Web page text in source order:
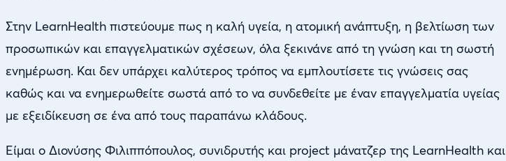
Στην LearnHealth πιστεύουμε πως η καλή υγεία, η ατομική ανάπτυξη, η βελτίωση των
προσωπικών και επαγγελματικών σχέσεων, όλα ξεκινάνε από τη γνώση και τη σωστή
ενημέρωση. Και δεν υπάρχει καλύτερος τρόπος να εμπλουτίσετε τις γνώσεις σας
καθώς και να ενημερωθείτε σωστά από το να συνδεθείτε με έναν επαγγελματία υγείας
με εξειδίκευση σε ένα από τους παραπάνω κλάδους.
Είμαι ο Διονύσης Φιλιππόπουλος, συνιδρυτής και project μάνατζερ της LearnHealth και